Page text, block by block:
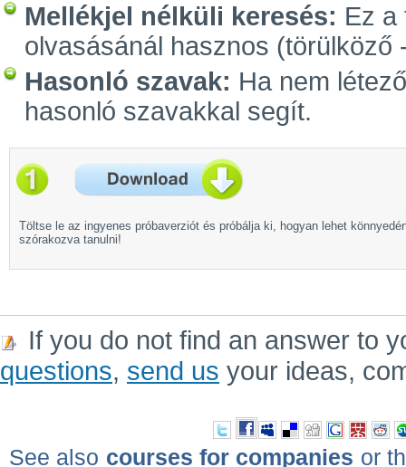
Mellékjel nélküli keresés: Ez a
olvasásánál hasznos (törülköző
Hasonló szavak: Ha nem
hasonló szavakkal segít.
Töltse le az ingyenes próbaverziót és próbálja ki, hogyan lehet
szórakozva tanulni!
If you do not find an answer to
questions, send us your ideas,
See also courses for companies or